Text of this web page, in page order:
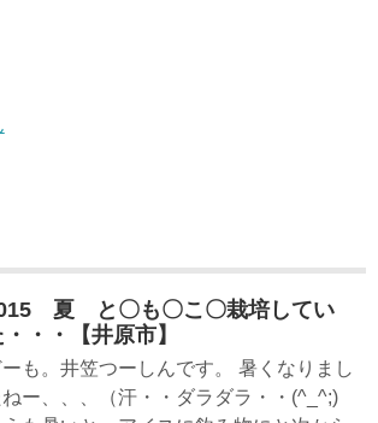
夏 と〇も〇こ〇栽培してい
・・・【井原市】
ーも。井笠つーしんです。 暑くなりまし
ねー、、、（汗・・ダラダラ・・(^_^;)